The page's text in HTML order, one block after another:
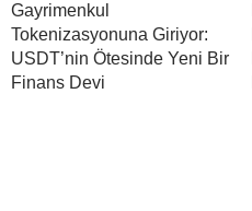
Gayrimenkul
Tokenizasyonuna Giriyor:
USDT’nin Ötesinde Yeni Bir
Finans Devi